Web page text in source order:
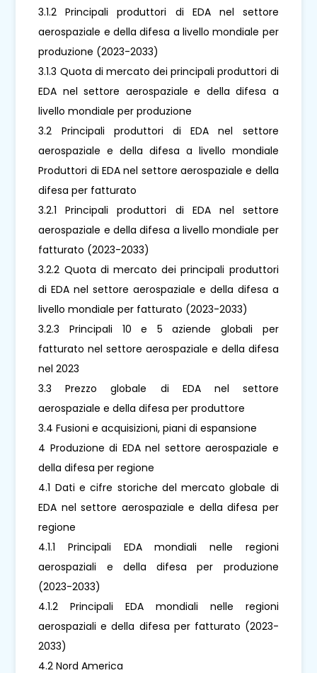
3.1.2 Principali produttori di EDA nel settore
aerospaziale e della difesa a livello mondiale per
produzione (2023-2033)
3.1.3 Quota di mercato dei principali produttori di
EDA nel settore aerospaziale e della difesa a
livello mondiale per produzione
3.2 Principali produttori di EDA nel settore
aerospaziale e della difesa a livello mondiale
Produttori di EDA nel settore aerospaziale e della
difesa per fatturato
3.2.1 Principali produttori di EDA nel settore
aerospaziale e della difesa a livello mondiale per
fatturato (2023-2033)
3.2.2 Quota di mercato dei principali produttori
di EDA nel settore aerospaziale e della difesa a
livello mondiale per fatturato (2023-2033)
3.2.3 Principali 10 e 5 aziende globali per
fatturato nel settore aerospaziale e della difesa
nel 2023
3.3 Prezzo globale di EDA nel settore
aerospaziale e della difesa per produttore
3.4 Fusioni e acquisizioni, piani di espansione
4 Produzione di EDA nel settore aerospaziale e
della difesa per regione
4.1 Dati e cifre storiche del mercato globale di
EDA nel settore aerospaziale e della difesa per
regione
4.1.1 Principali EDA mondiali nelle regioni
aerospaziali e della difesa per produzione
(2023-2033)
4.1.2 Principali EDA mondiali nelle regioni
aerospaziali e della difesa per fatturato (2023-
2033)
4.2 Nord America